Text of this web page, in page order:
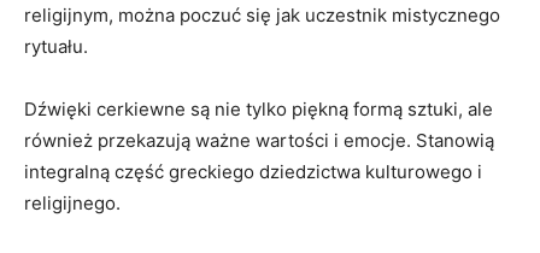
religijnym, można poczuć się‌ jak uczestnik mistycznego
rytuału.
Dźwięki cerkiewne są nie tylko piękną formą sztuki, ⁣ale
również‍ przekazują ważne wartości i emocje. Stanowią
integralną część greckiego dziedzictwa kulturowego i
religijnego.